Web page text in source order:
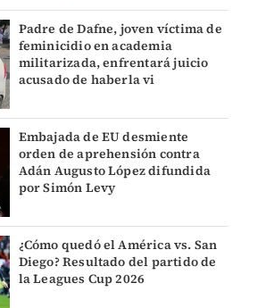
Padre de Dafne, joven víctima de
feminicidio en academia
militarizada, enfrentará juicio
acusado de haberla vi
Embajada de EU desmiente
orden de aprehensión contra
Adán Augusto López difundida
por Simón Levy
¿Cómo quedó el América vs. San
Diego? Resultado del partido de
la Leagues Cup 2026